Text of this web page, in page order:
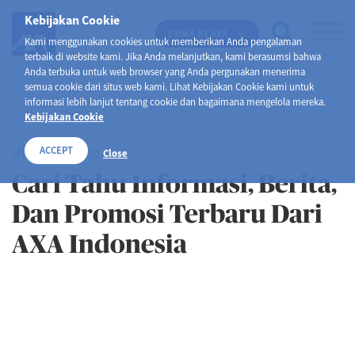
Kebijakan Cookie
Kami menggunakan cookies untuk memberikan Anda pengalaman
terbaik di website kami. Jika Anda melanjutkan, kami berasumsi bahwa
Anda terbuka untuk web browser yang Anda pergunakan menerima
semua cookie dari situs web kami. Lihat Kebijakan Cookie kami untuk
informasi lebih lanjut tentang cookie dan bagaimana mengelola mereka.
Kebijakan Cookie
ACCEPT Close
MEDIA & PROMO
Cari Tahu Informasi, Berita,
Dan Promosi Terbaru Dari
AXA Indonesia